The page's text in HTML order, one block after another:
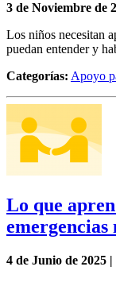
3 de Noviembre de
Los niños necesitan
puedan entender y
Categorías: Apoyo
Lo que
4 de Junio de 2025 |